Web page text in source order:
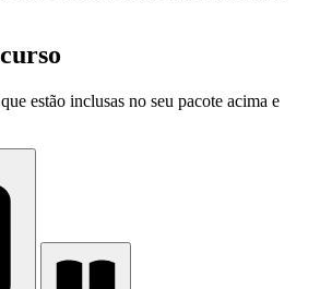
estão inclusas no seu pacote acima e